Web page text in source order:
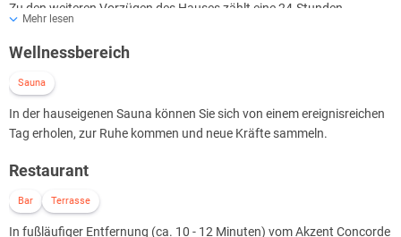
Zu den weiteren Vorzügen des Hauses zählt eine 24-Stunden-
Service betreut.
Mehr lesen
Wellnessbereich
Sauna
In der hauseigenen Sauna können Sie sich von einem ereignisreichen
Tag erholen, zur Ruhe kommen und neue Kräfte sammeln.
Restaurant
Bar Terrasse
In fußläufiger Entfernung (ca. 10 - 12 Minuten) vom Akzent Concorde